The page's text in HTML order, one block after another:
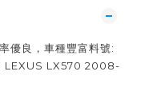
優良，車種豐富料號:
LEXUS LX570 2008-